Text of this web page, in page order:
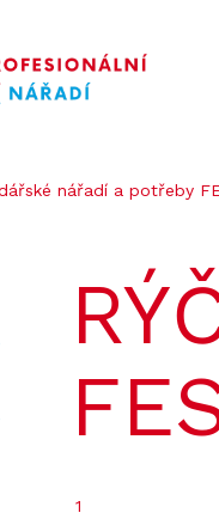
nářadí a potřeby
1